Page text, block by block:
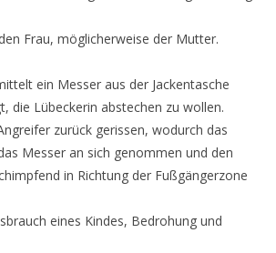
Frau, möglicherweise der Mutter.
ein Messer aus der Jackentasche
die Lübeckerin abstechen zu wollen.
zurück gerissen, wodurch das
Messer an sich genommen und den
in Richtung der Fußgängerzone
eines Kindes, Bedrohung und